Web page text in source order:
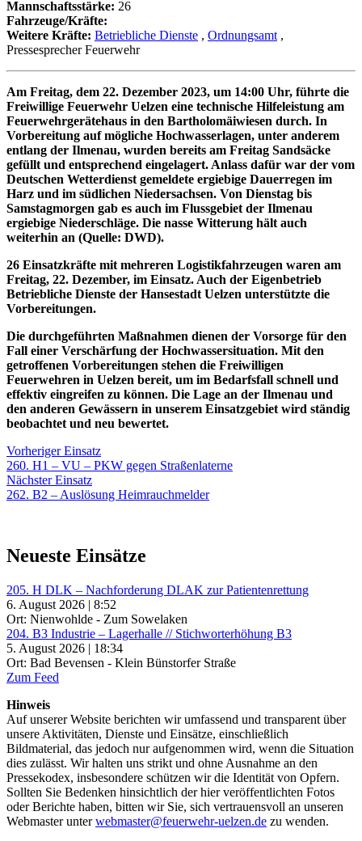
Mannschaftsstärke: 26
Fahrzeuge/Kräfte:
Weitere Kräfte: Betriebliche Dienste , Ordnungsamt ,
Pressesprecher Feuerwehr
Am Freitag, dem 22. Dezember 2023, um 14:00 Uhr, führte die
Freiwillige Feuerwehr Uelzen eine technische Hilfeleistung am
Feuerwehrgerätehaus in den Bartholomäiwiesen durch. In
Vorbereitung auf mögliche Hochwasserlagen, unter anderem
entlang der Ilmenau, wurden bereits am Freitag Sandsäcke
gefüllt und entsprechend eingelagert. Anlass dafür war der vom
Deutschen Wetterdienst gemeldete ergiebige Dauerregen im
Harz und im südlichen Niedersachsen. Von Dienstag bis
Samstagmorgen gab es auch im Flussgebiet der Ilmenau
ergiebige Niederschläge. Die nasse Witterung hält auch
weiterhin an (Quelle: DWD).
26 Einsatzkräfte mit mehreren Logistikfahrzeugen waren am
Freitag, 22. Dezember, im Einsatz. Auch der Eigenbetrieb
Betriebliche Dienste der Hansestadt Uelzen unterstützte die
Vorbereitungen.
Die durchgeführten Maßnahmen dienen der Vorsorge für den
Fall einer Verschärfung der Hochwassersituation. Mit den
getroffenen Vorbereitungen stehen die Freiwilligen
Feuerwehren in Uelzen bereit, um im Bedarfsfall schnell und
effektiv eingreifen zu können. Die Lage an der Ilmenau und
den anderen Gewässern in unserem Einsatzgebiet wird ständig
beobachtet und neu bewertet.
Beitragsnavigation
Vorheriger EinsatzVorheriger
Einsatz:
260. H1 – VU – PKW gegen Straßenlaterne
Nächster EinsatzNächster
Einsatz:
262. B2 – Auslösung Heimrauchmelder
Neueste Einsätze
205. H DLK – Nachforderung DLAK zur Patientenrettung
6. August 2026 | 8:52
Ort: Nienwohlde - Zum Sowelaken
204. B3 Industrie – Lagerhalle // Stichworterhöhung B3
5. August 2026 | 18:34
Ort: Bad Bevensen - Klein Bünstorfer Straße
Zum Feed
Hinweis
Auf unserer Website berichten wir umfassend und transparent über
unsere Aktivitäten, Dienste und Einsätze, einschließlich
Bildmaterial, das jedoch nur aufgenommen wird, wenn die Situation
dies zulässt. Wir halten uns strikt und ohne Ausnahme an den
Pressekodex, insbesondere schützen wir die Identität von Opfern.
Sollten Sie Bedenken hinsichtlich der hier veröffentlichten Fotos
oder Berichte haben, bitten wir Sie, sich vertrauensvoll an unseren
Webmaster unterwebmaster@feuerwehr-uelzen.de zu wenden.